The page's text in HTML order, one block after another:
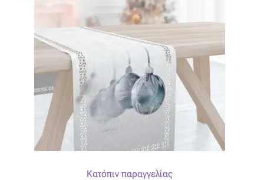
Φιλ-κουπέ
Φλάμα
Φόδρα
Ψάθα
Όροι Χρήσης
ΠΙΣΤΟΠΟΙΗΣΕΙΣ ΧΑΛΙΩΝ COLORE COLORI
Κατόπιν παραγγελίας